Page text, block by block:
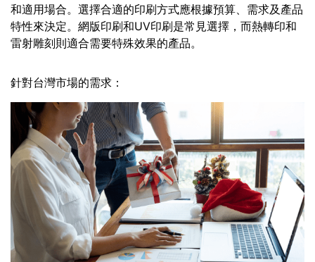
和適用場合。選擇合適的印刷方式應根據預算、需求及產品
特性來決定。網版印刷和UV印刷是常見選擇，而熱轉印和
雷射雕刻則適合需要特殊效果的產品。
針對台灣市場的需求：